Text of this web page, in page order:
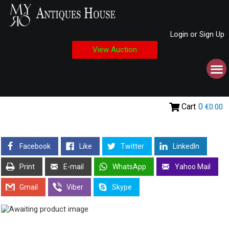
Login or Sign Up
View Auction
Cart 0 €0.00
Facebook Like Twitter LinkedIn
Print E-mail WhatsApp Yahoo Mail
Gmail Viber Skype